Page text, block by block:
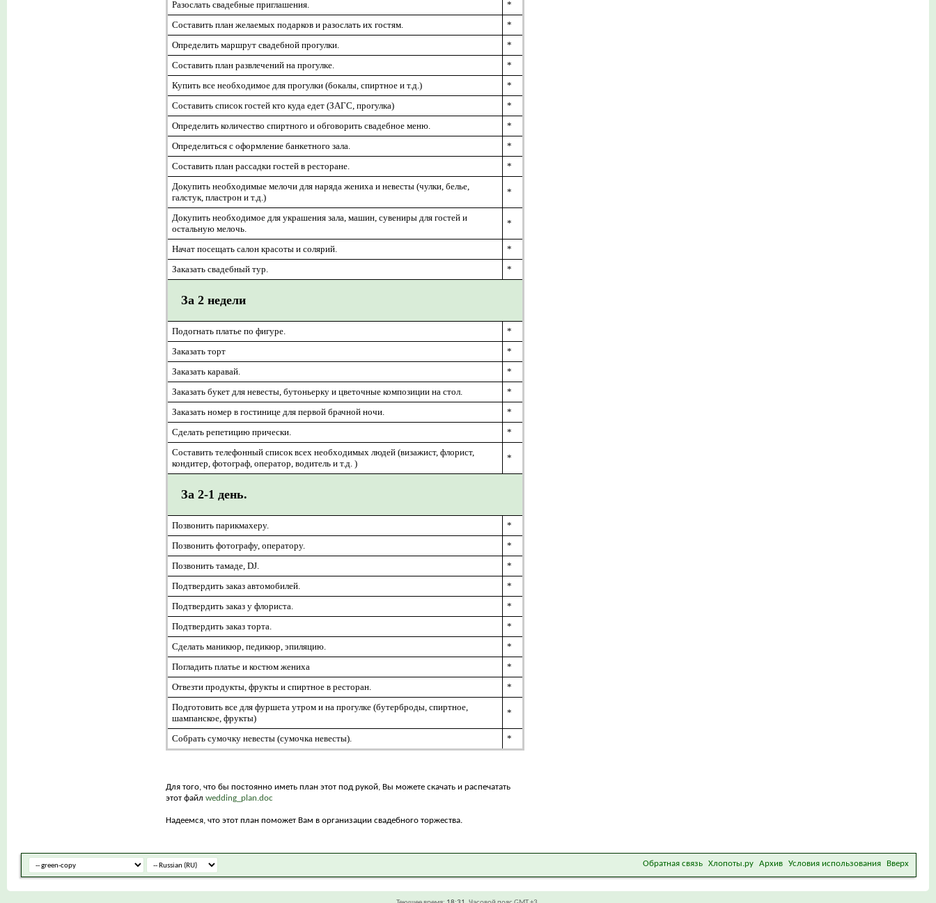
Разослать свадебные приглашения.
*
Составить план желаемых подарков и разослать их гостям.
*
Определить маршрут свадебной прогулки.
*
Составить план развлечений на прогулке.
*
Купить все необходимое для прогулки (бокалы, спиртное и т.д.)
*
Составить список гостей кто куда едет (ЗАГС, прогулка)
*
Определить количество спиртного и обговорить свадебное меню.
*
Определиться с оформление банкетного зала.
*
Составить план рассадки гостей в ресторане.
*
Докупить необходимые мелочи для наряда жениха и невесты (чулки, белье,
галстук, пластрон и т.д.)
*
Докупить необходимое для украшения зала, машин, сувениры для гостей и
остальную мелочь.
*
Начат посещать салон красоты и солярий.
*
Заказать свадебный тур.
*
За 2 недели
Подогнать платье по фигуре.
*
Заказать торт
*
Заказать каравай.
*
Заказать букет для невесты, бутоньерку и цветочные композиции на стол.
*
Заказать номер в гостинице для первой брачной ночи.
*
Сделать репетицию прически.
*
Составить телефонный список всех необходимых людей (визажист, флорист,
кондитер, фотограф, оператор, водитель и т.д. )
*
За 2-1 день.
Позвонить парикмахеру.
*
Позвонить фотографу, оператору.
*
Позвонить тамаде, DJ.
*
Подтвердить заказ автомобилей.
*
Подтвердить заказ у флориста.
*
Подтвердить заказ торта.
*
Сделать маникюр, педикюр, эпиляцию.
*
Погладить платье и костюм жениха
*
Отвезти продукты, фрукты и спиртное в ресторан.
*
Подготовить все для фуршета утром и на прогулке (бутерброды, спиртное,
шампанское, фрукты)
*
Собрать сумочку невесты (сумочка невесты). *
Для того, что бы постоянно иметь план этот под рукой, Вы можете скачать и распечатать
этот файл wedding_plan.doc
Надеемся, что этот план поможет Вам в организации свадебного торжества.
Обратная связь Хлопоты.ру Архив Условия использования Вверх